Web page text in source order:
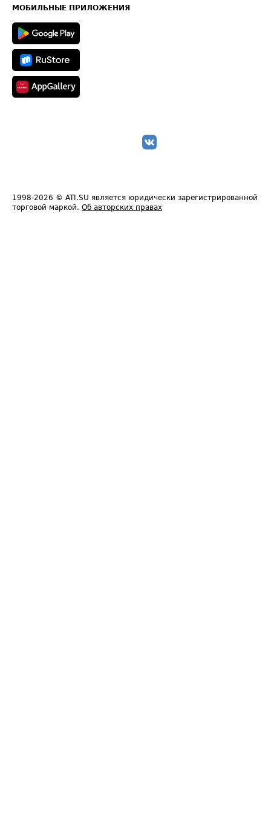
Техническая информация
МОБИЛЬНЫЕ ПРИЛОЖЕНИЯ
1998-2026 © ATI.SU является юридически зарегистрированной
торговой маркой. Об авторских правах